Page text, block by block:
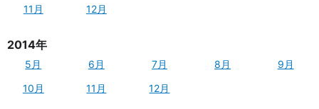
11月
12月
2014年
5月 6月 7月 8月
9月
10月
11月 12月